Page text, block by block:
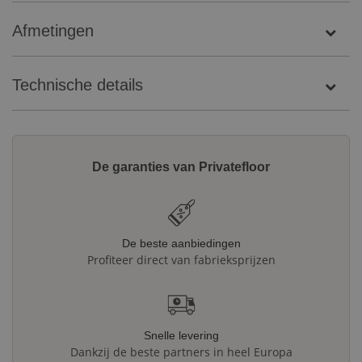
Afmetingen
Technische details
De garanties van Privatefloor
De beste aanbiedingen
Profiteer direct van fabrieksprijzen
Snelle levering
Dankzij de beste partners in heel Europa